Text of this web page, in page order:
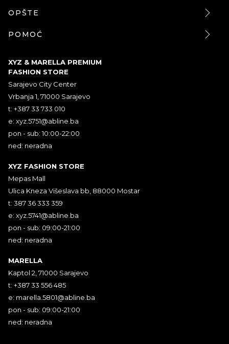
OPŠTE
POMOĆ
XYZ & MARELLA PREMIUM
FASHION STORE
Sarajevo City Center
Vrbanja 1, 71000 Sarajevo
t: +387 33 733 010
e: xyz.5751@abline.ba
pon - sub: 10:00-22:00
ned: neradna
XYZ FASHION STORE
Mepas Mall
Ulica Kneza Višeslava bb, 88000 Mostar
t: 387 36 333 359
e: xyz.5741@abline.ba
pon - sub: 09:00-21:00
ned: neradna
MARELLA
Kaptol 2, 71000 Sarajevo
t: +387 33 556 485
e: marella.5801@abline.ba
pon - sub: 09:00-21:00
ned: neradna